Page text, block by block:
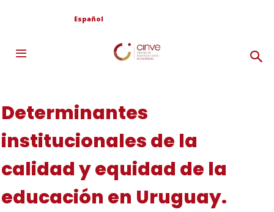
Español
Determinantes
institucionales de la
calidad y equidad de la
educación en Uruguay.